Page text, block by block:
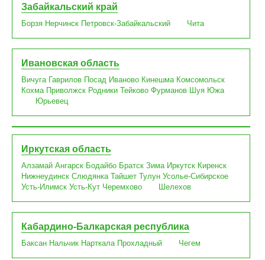
Забайкальский край
Борзя Нерчинск Петровск-Забайкальский Чита
Ивановская область
Вичуга Гаврилов Посад Иваново Кинешма Комсомольск
Кохма Приволжск Родники Тейково Фурманов Шуя Южа
Юрьевец
Иркутская область
Алзамай Ангарск Бодайбо Братск Зима Иркутск Киренск
Нижнеудинск Слюдянка Тайшет Тулун Усолье-Сибирское
Усть-Илимск Усть-Кут Черемхово Шелехов
Кабардино-Балкарская республика
Баксан Нальчик Нарткала Прохладный Чегем